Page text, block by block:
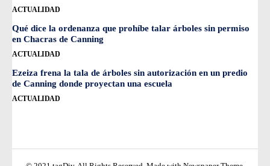
ACTUALIDAD
Qué dice la ordenanza que prohíbe talar árboles sin permiso
en Chacras de Canning
ACTUALIDAD
Ezeiza frena la tala de árboles sin autorización en un predio
de Canning donde proyectan una escuela
ACTUALIDAD